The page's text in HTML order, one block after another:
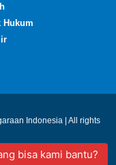
Hukum
Indonesia | All rights
bisa kami bantu?